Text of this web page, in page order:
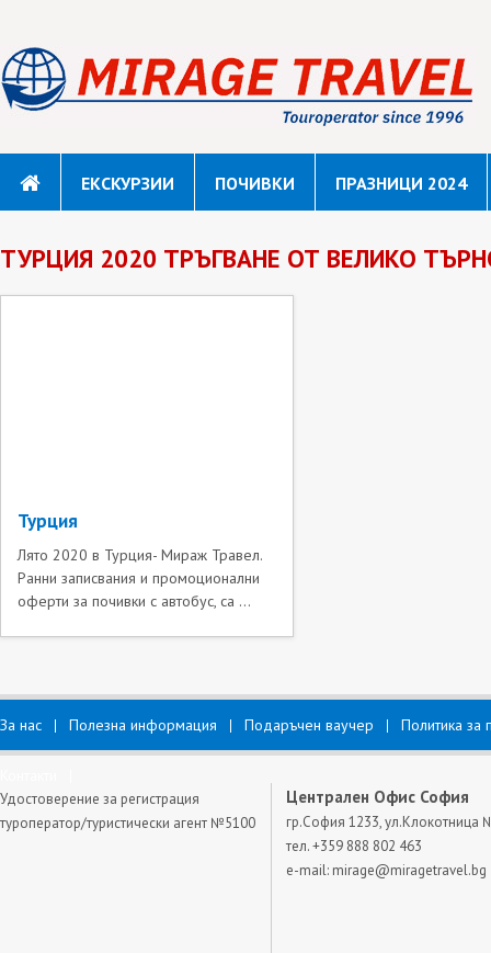
ЕКСКУРЗИИ ПОЧИВКИ ПРАЗНИЦИ 2024
ТУРЦИЯ 2020 ТРЪГВАНЕ ОТ ВЕЛИКО
Турция
Лято 2020 в Турция- Мираж Травел.
Ранни записвания и промоционални
оферти за почивки с автобус, са ...
За нас Полезна информация Подаръчен ваучер Политика за
Удостоверение за регистрация
туроператор/туристически агент №5100
Централен Офис София
гр.София 1233, ул.Клокотница
тел. +359 888 802 463
e-mail: mirage@miragetravel.bg